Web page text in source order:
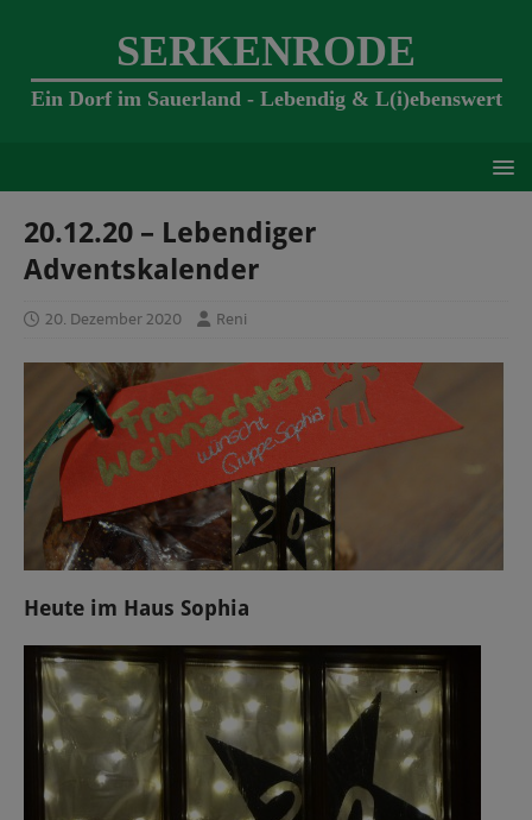
SERKENRODE
Ein Dorf im Sauerland - Lebendig & L(i)ebenswert
20.12.20 – Lebendiger
Adventskalender
20. Dezember 2020 Reni
Heute im Haus Sophia